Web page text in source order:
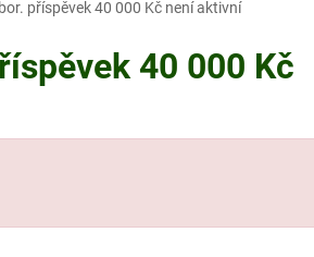
příspěvek 40 000 Kč není aktivní
40 000 Kč